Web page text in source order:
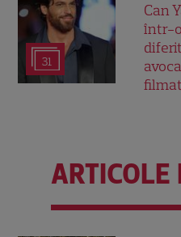
31
Can
într-
ARTICOLE